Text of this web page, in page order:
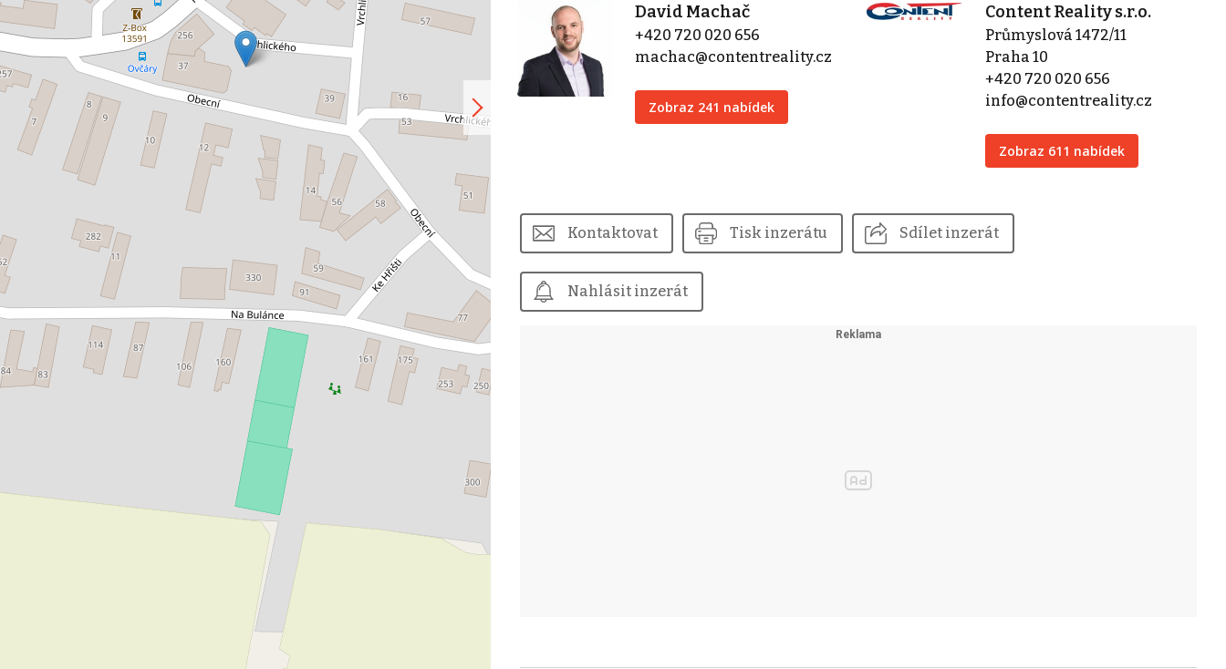
David Machač
+420 720 020 656
machac@contentreality.cz
Zobraz 241 nabídek
Content Reality s.r.o.
Průmyslová 1472/11
Praha 10
+420 720 020 656
info@contentreality.cz
Zobraz 611 nabídek
Kontaktovat Tisk inzerátu Sdílet inzerát
Nahlásit inzerát